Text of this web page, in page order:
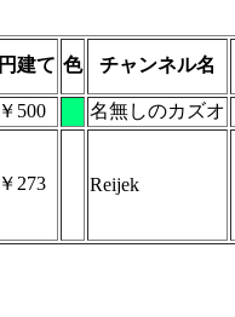
円建て 色 チャンネル名
￥500 名無しのカズオ
￥273 Reijek